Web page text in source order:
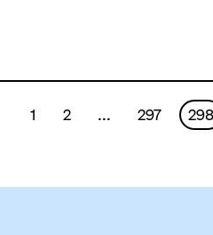
викладення
новій
1 2 ... 297 298